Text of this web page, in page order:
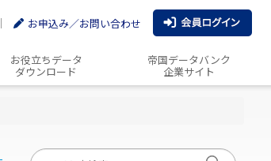
お申込み／お問い合わせ
お役立ちデータ
ダウンロード
帝国データバンク
企業サイト